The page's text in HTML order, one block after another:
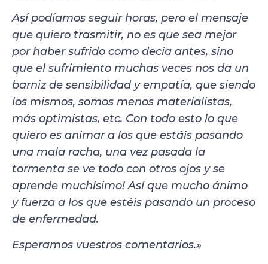
Así podíamos seguir horas, pero el mensaje
que quiero trasmitir, no es que sea mejor
por haber sufrido como decía antes, sino
que el sufrimiento muchas veces nos da un
barniz de sensibilidad y empatía, que siendo
los mismos, somos menos materialistas,
más optimistas, etc. Con todo esto lo que
quiero es animar a los que estáis pasando
una mala racha, una vez pasada la
tormenta se ve todo con otros ojos y se
aprende muchísimo! Así que mucho ánimo
y fuerza a los que estéis pasando un proceso
de enfermedad.
Esperamos vuestros comentarios.»